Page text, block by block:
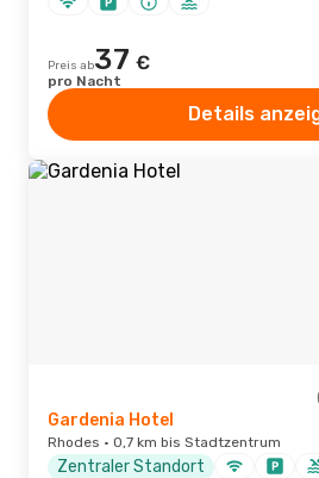
Preis ab37 €
pro Nacht
Details
Gardenia Hotel
Rhodes · 0,7 km bis Stadtzentrum
Zentraler Standort